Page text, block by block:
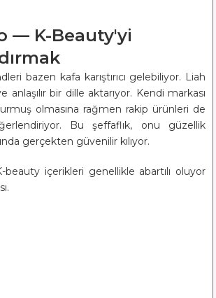
— K-Beauty'yi
bazen kafa karıştırıcı gelebiliyor. Liah
anlaşılır bir dille aktarıyor. Kendi markası
olmasına rağmen rakip ürünleri de
Bu şeffaflık, onu güzellik
gerçekten güvenilir kılıyor.
içerikleri genellikle abartılı oluyor